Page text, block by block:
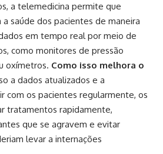
a telemedicina permite que
saúde dos pacientes de maneira
em tempo real por meio de
como monitores de pressão
oxímetros. Como isso melhora o
a dados atualizados e a
com os pacientes regularmente, os
tratamentos rapidamente,
que se agravem e evitar
levar a internações